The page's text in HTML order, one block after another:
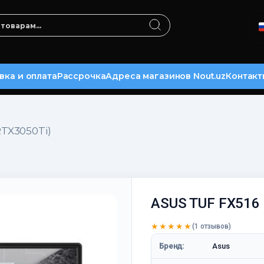
и оплатаРассрочкаАдреса магазинов Nout.uz
ASUS TUF
★★★★★(1 отзывов)
Бренд: Asus